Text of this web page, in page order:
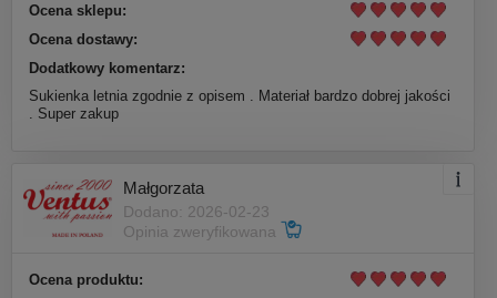
Ocena sklepu:
Ocena dostawy:
Dodatkowy komentarz:
Sukienka letnia zgodnie z opisem . Materiał bardzo dobrej jakości
. Super zakup
Małgorzata
Dodano: 2026-02-23
Opinia zweryfikowana
Ocena produktu: